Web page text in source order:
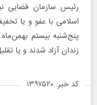
رئیس سازمان قضایی
اسلامی با عفو و یا
پنج‌شنبه بیستم
زندان آزاد شدند و یا
کد خبر: ۱۳۹۷۵۲۰